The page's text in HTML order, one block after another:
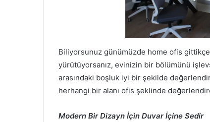
Biliyorsunuz günümüzde home ofis
yürütüyorsanız, evinizin bir bölümünü
arasındaki boşluk iyi bir şekilde
herhangi bir alanı ofis şeklinde
Modern Bir Dizayn İçin Duvar İçine Sedir